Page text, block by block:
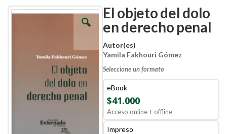
El objeto del dolo
en derecho penal
Autor(es)
Yamila Fakhouri Gómez
Seleccione un formato
eBook
$41.000
Acceso online + offline
Impreso
Skip
Skip